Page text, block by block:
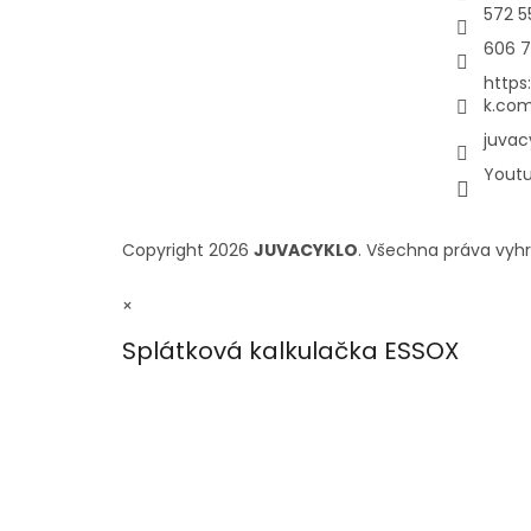
572
606
Copyright 2026 JUVACYKLO. Všechna práva
×
Splátková kalkulačka ESSOX